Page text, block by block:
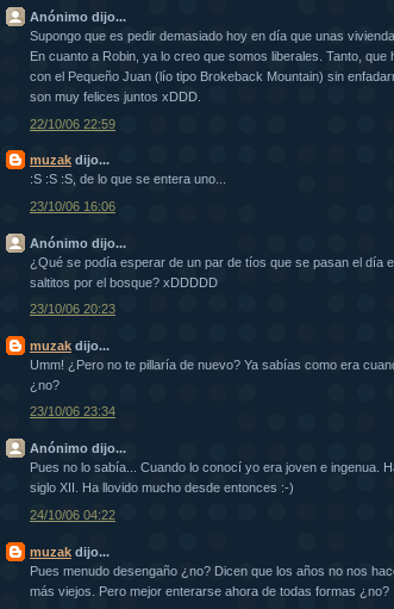
Anónimo dijo...
Supongo que es pedir demasiado hoy en día que unas
En cuanto a Robin, ya lo creo que somos liberales. Tanto, que
con el Pequeño Juan (lío tipo Brokeback Mountain) sin
son muy felices juntos xDDD.
22/10/06 22:59
muzak dijo...
:S :S :S, de lo que se entera uno...
23/10/06 16:06
Anónimo dijo...
¿Qué se podía esperar de un par de tíos que se pasan el día
saltitos por el bosque? xDDDDD
23/10/06 20:23
muzak dijo...
Umm! ¿Pero no te pillaría de nuevo? Ya sabías como era
¿no?
23/10/06 23:34
Anónimo dijo...
Pues no lo sabía... Cuando lo conocí yo era joven e ingenua.
siglo XII. Ha llovido mucho desde entonces :-)
24/10/06 04:22
muzak dijo...
Pues menudo desengaño ¿no? Dicen que los años no nos
más viejos. Pero mejor enterarse ahora de todas formas ¿no?